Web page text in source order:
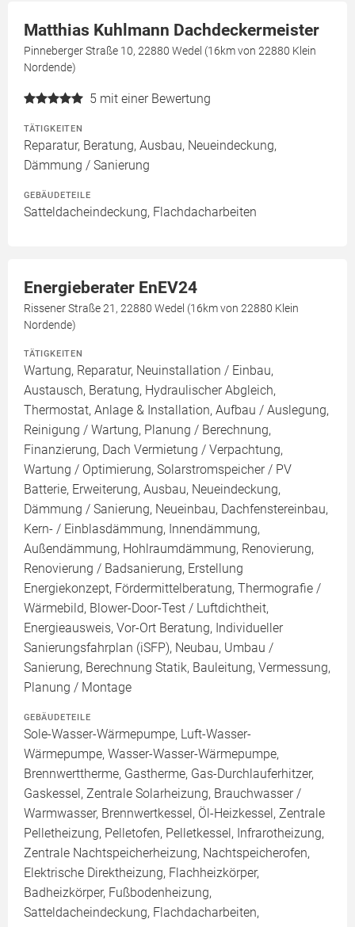
Matthias Kuhlmann Dachdeckermeister
Pinneberger Straße 10, 22880 Wedel (16km von 22880 Klein
Nordende)
5 mit einer Bewertung
TÄTIGKEITEN
Reparatur, Beratung, Ausbau, Neueindeckung,
Dämmung / Sanierung
GEBÄUDETEILE
Satteldacheindeckung, Flachdacharbeiten
Energieberater EnEV24
Rissener Straße 21, 22880 Wedel (16km von 22880 Klein
Nordende)
TÄTIGKEITEN
Wartung, Reparatur, Neuinstallation / Einbau,
Austausch, Beratung, Hydraulischer Abgleich,
Thermostat, Anlage & Installation, Aufbau / Auslegung,
Reinigung / Wartung, Planung / Berechnung,
Finanzierung, Dach Vermietung / Verpachtung,
Wartung / Optimierung, Solarstromspeicher / PV
Batterie, Erweiterung, Ausbau, Neueindeckung,
Dämmung / Sanierung, Neueinbau, Dachfenstereinbau,
Kern- / Einblasdämmung, Innendämmung,
Außendämmung, Hohlraumdämmung, Renovierung,
Renovierung / Badsanierung, Erstellung
Energiekonzept, Fördermittelberatung, Thermografie /
Wärmebild, Blower-Door-Test / Luftdichtheit,
Energieausweis, Vor-Ort Beratung, Individueller
Sanierungsfahrplan (iSFP), Neubau, Umbau /
Sanierung, Berechnung Statik, Bauleitung, Vermessung,
Planung / Montage
GEBÄUDETEILE
Sole-Wasser-Wärmepumpe, Luft-Wasser-
Wärmepumpe, Wasser-Wasser-Wärmepumpe,
Brennwerttherme, Gastherme, Gas-Durchlauferhitzer,
Gaskessel, Zentrale Solarheizung, Brauchwasser /
Warmwasser, Brennwertkessel, Öl-Heizkessel, Zentrale
Pelletheizung, Pelletofen, Pelletkessel, Infrarotheizung,
Zentrale Nachtspeicherheizung, Nachtspeicherofen,
Elektrische Direktheizung, Flachheizkörper,
Badheizkörper, Fußbodenheizung,
Satteldacheindeckung, Flachdacharbeiten,